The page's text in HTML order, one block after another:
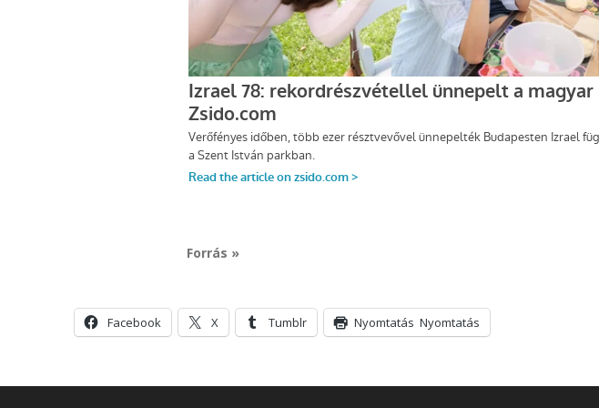
Forrás »
Facebook X Tumblr Nyomtatás Nyomtatás